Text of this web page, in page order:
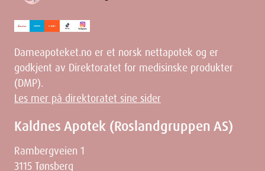
Dameapoteket.no er et norsk nettapotek og er
godkjent av Direktoratet for medisinske produkter
(DMP).
Les mer på direktoratet sine sider
Kaldnes Apotek (Roslandgruppen AS)
Rambergveien 1
3115 Tønsberg